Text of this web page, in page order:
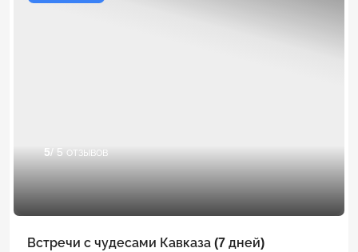
5/ 5 отзывов
Встречи с чудесами Кавказа (7 дней)